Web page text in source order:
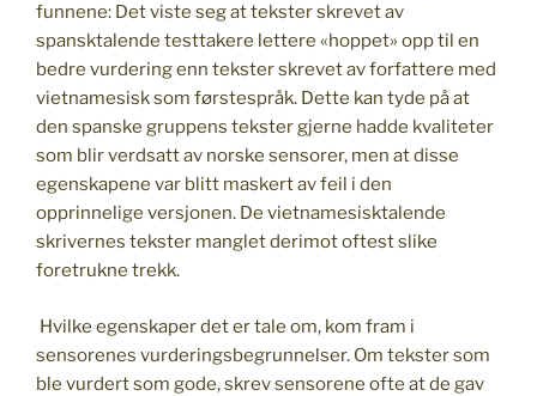
funnene: Det viste seg at tekster skrevet av
spansktalende testtakere lettere «hoppet» opp til en
bedre vurdering enn tekster skrevet av forfattere med
vietnamesisk som førstespråk. Dette kan tyde på at
den spanske gruppens tekster gjerne hadde kvaliteter
som blir verdsatt av norske sensorer, men at disse
egenskapene var blitt maskert av feil i den
opprinnelige versjonen. De vietnamesisktalende
skrivernes tekster manglet derimot oftest slike
foretrukne trekk.
Hvilke egenskaper det er tale om, kom fram i
sensorenes vurderingsbegrunnelser. Om tekster som
ble vurdert som gode, skrev sensorene ofte at de gav